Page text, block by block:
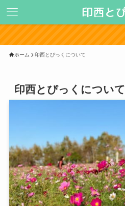
ホーム 印西とぴっくについて
印西とぴっくについて